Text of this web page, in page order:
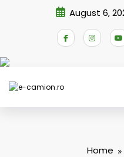
August 6,
Home